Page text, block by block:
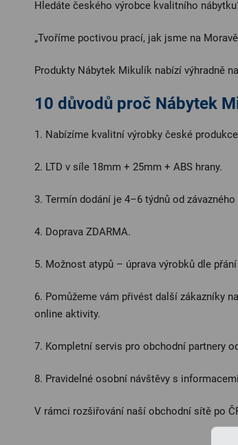
Hledáte českého výrobce kvalitního
„Tvoříme poctivou prací, jak jsme na
Produkty Nábytek Mikulík nabízí výhradně
10 důvodů proč Nábytek
1. Nabízíme kvalitní výrobky české
2. LTD v síle 18mm + 25mm + ABS hrany.
3. Termín dodání je 4–6 týdnů od
4. Doprava ZDARMA.
5. Možnost atypů – úprava výrobků dle
6. Pomůžeme vám přivést další zákazníky
online aktivity.
7. Kompletní servis pro obchodní partnery
8. Pravidelné osobní návštěvy s
V rámci rozšiřování naší obchodní sítě po